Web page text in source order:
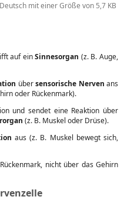
Deutsch mit einer Größe von 5,7 KB
auf einSinnesorgan (z. B. Auge,
übersensorische Nerven ans
oder Rückenmark).
und sendet eine Reaktion über
(z. B. Muskel oder Drüse).
aus (z. B. Muskel bewegt sich,
nicht über das Gehirn